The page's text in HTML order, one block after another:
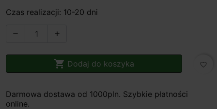
Czas realizacji: 10-20 dni
 
 Dodaj do koszyka favorite_border
Darmowa dostawa od 1000pln. Szybkie płatności
online.